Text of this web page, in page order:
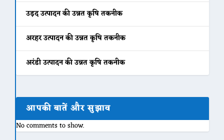
उड़द उत्पादन की उन्नत कृषि तकनीक
अरहर उत्पादन की उन्नत कृषि तकनीक
अरंडी उत्पादन की उन्नत कृषि तकनीक
आपकी बातें और सुझाव
No comments to show.